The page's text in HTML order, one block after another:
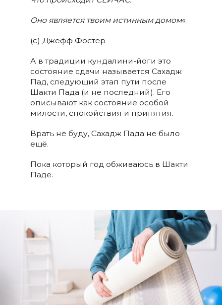
Оно является твоим истинным домом«.
(с) Джефф Фостер
А в традиции кундалини-йоги это
состояние сдачи называется Сахадж
Пад, следующий этап пути после
Шакти Пада (и не последний). Его
описывают как состояние особой
милости, спокойствия и принятия.
Врать не буду, Сахадж Пада не было
ещё.
Пока который год обживаюсь в Шакти
Паде.